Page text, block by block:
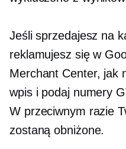
Jeśli sprzedajesz na
reklamujesz się w
Merchant Center, jak
wpis i podaj numery
W przeciwnym razie
zostaną obniżone.